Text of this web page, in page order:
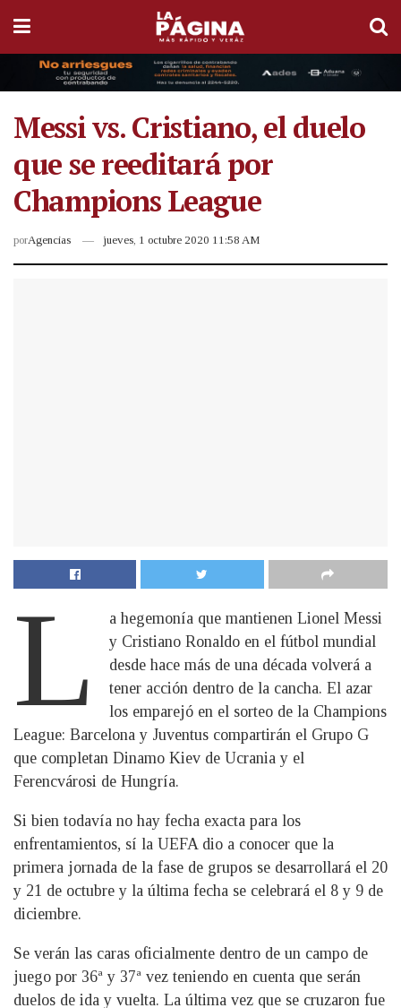
Messi vs. Cristiano, el duelo
que se reeditará por
Champions League
porAgencias jueves, 1 octubre 2020 11:58 AM
L
a hegemonía que mantienen Lionel Messi
y Cristiano Ronaldo en el fútbol mundial
desde hace más de una década volverá a
tener acción dentro de la cancha. El azar
los emparejó en el sorteo de la Champions
League: Barcelona y Juventus compartirán el Grupo G
que completan Dinamo Kiev de Ucrania y el
Ferencvárosi de Hungría.
Si bien todavía no hay fecha exacta para los
enfrentamientos, sí la UEFA dio a conocer que la
primera jornada de la fase de grupos se desarrollará el 20
y 21 de octubre y la última fecha se celebrará el 8 y 9 de
diciembre.
Se verán las caras oficialmente dentro de un campo de
juego por 36ª y 37ª vez teniendo en cuenta que serán
duelos de ida y vuelta. La última vez que se cruzaron fue